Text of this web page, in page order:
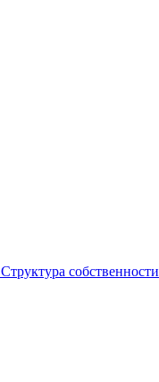
Структура собственности